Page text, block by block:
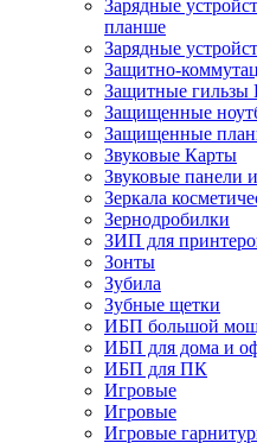
Зарядные
планше
Зарядные
Защитно-
Защитные
Защищенные
Защищенные
Звуковые Карты
Звуковые панели
Зеркала
Зернодробилки
ЗИП для
Зонты
Зубила
Зубные щетки
ИБП большой
ИБП для дома и
ИБП для ПК
Игровые
Игровые
Игровые